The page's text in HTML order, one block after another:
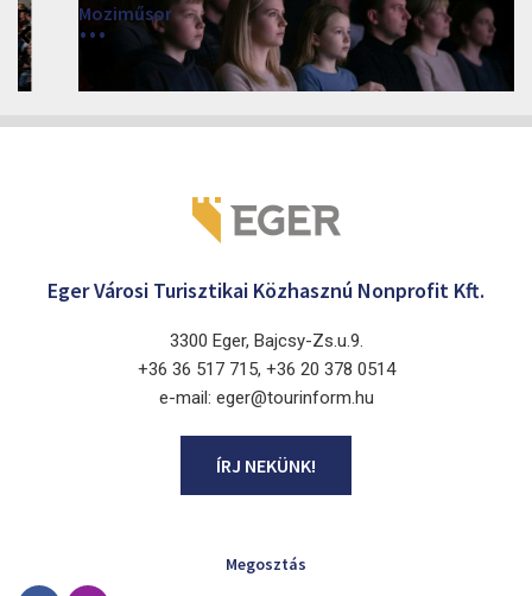
Moziműsor
Cinema Agria, Eger 3300, Törvényház utca 4.
Eger Városi Turisztikai Közhasznú Nonprofit Kft.
3300 Eger, Bajcsy-Zs.u.9.
+36 36 517 715, +36 20 378 0514
e-mail: eger@tourinform.hu
ÍRJ NEKÜNK!
Megosztás